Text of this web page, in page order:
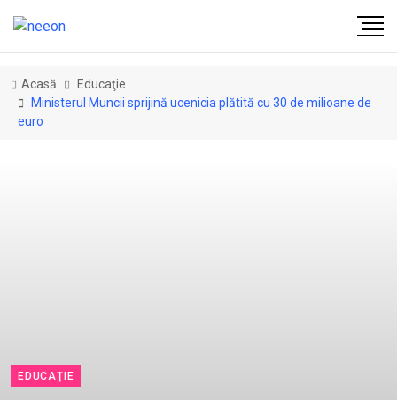
Acasă
Educaţie
Ministerul Muncii sprijină ucenicia plătită cu 30 de milioane de
euro
EDUCAŢIE